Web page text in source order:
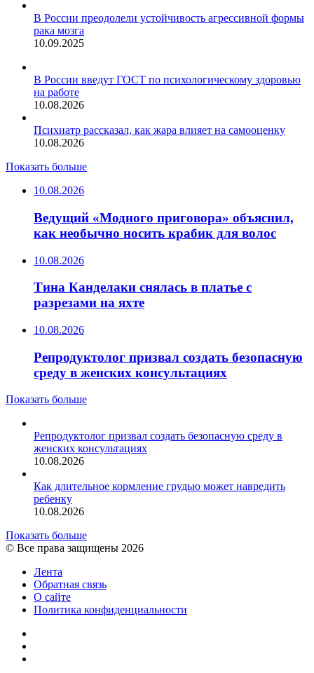
В России преодолели устойчивость агрессивной формы
рака мозга
10.09.2025
В России введут ГОСТ по психологическому здоровью
на работе
10.08.2026
Психиатр рассказал, как жара влияет на самооценку
10.08.2026
Показать больше
10.08.2026
Ведущий «Модного приговора» объяснил,
как необычно носить крабик для волос
10.08.2026
Тина Канделаки снялась в платье с
разрезами на яхте
10.08.2026
Репродуктолог призвал создать безопасную
среду в женских консультациях
Показать больше
Репродуктолог призвал создать безопасную среду в
женских консультациях
10.08.2026
Как длительное кормление грудью может навредить
ребенку
10.08.2026
Показать больше
© Все права защищены 2026
Лента
Обратная связь
О сайте
Политика конфиденциальности